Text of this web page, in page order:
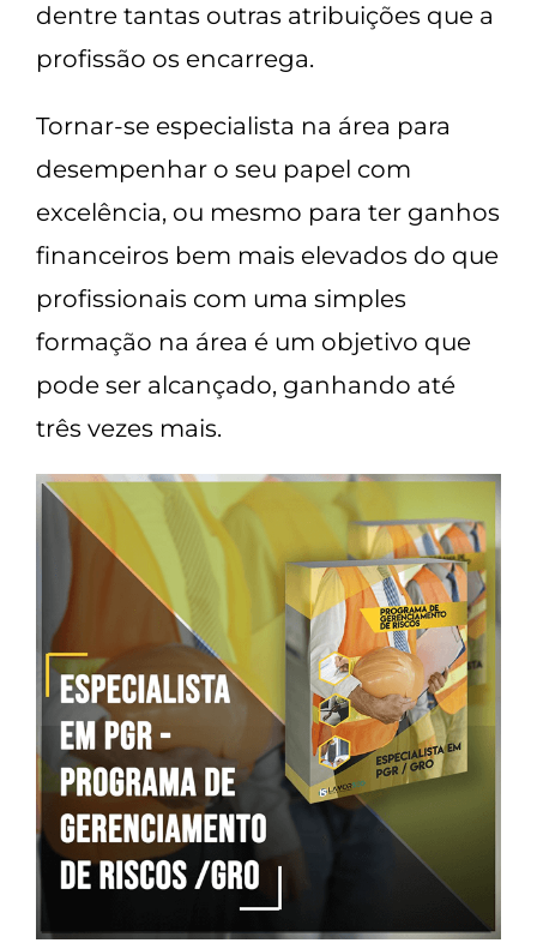
dentre tantas outras atribuições que a
profissão os encarrega.
Tornar-se especialista na área para
desempenhar o seu papel com
excelência, ou mesmo para ter ganhos
financeiros bem mais elevados do que
profissionais com uma simples
formação na área é um objetivo que
pode ser alcançado, ganhando até
três vezes mais.